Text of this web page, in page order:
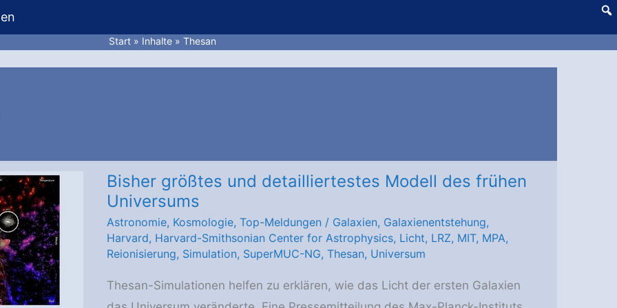
Start Inhalte Thesan
Bisher größtes und detailliertestes Modell des frühen
Universums
Astronomie, Kosmologie, Top-Meldungen / Galaxien, Galaxienentstehung,
Harvard, Harvard-Smithsonian Center for Astrophysics, Licht, LRZ, MIT, MPA,
Reionisierung, Simulation, SuperMUC-NG, Thesan, Universum
Thesan-Simulationen helfen zu erklären, wie das Licht der ersten Galaxien